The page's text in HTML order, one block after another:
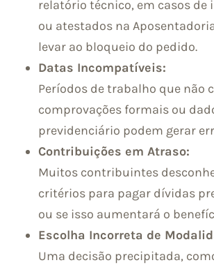
relatório técnico, em casos de
ou atestados na
levar ao bloqueio do pedido.
Datas Incompatíveis:
Períodos de trabalho que não
comprovações formais ou
previdenciário podem gerar
Contribuições em Atraso:
Muitos contribuintes
critérios para pagar dívidas
ou se isso aumentará o
Escolha Incorreta de
Uma decisão precipitada,